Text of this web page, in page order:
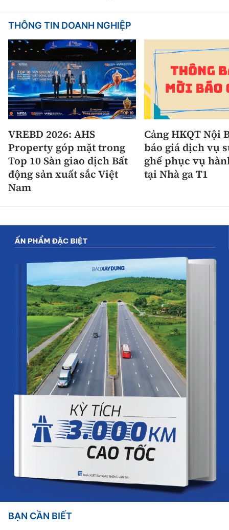
THÔNG TIN DOANH NGHIỆP
VREBD 2026: AHS
Property góp mặt trong
Top 10 Sàn giao dịch Bất
động sản xuất sắc Việt
Nam
Cảng HKQT Nội
báo giá dịch vụ
ghế phục vụ
tại Nhà ga T1
BẠN CẦN BIẾT